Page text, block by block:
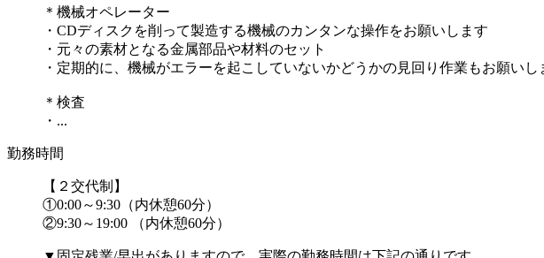
＊機械オペレーター
・CDディスクを削って製造する機械のカンタンな操作をお願いします
・元々の素材となる金属部品や材料のセット
・定期的に、機械がエラーを起こしていないかどうかの見回り作業もお願いし
＊検査
・...
勤務時間
【２交代制】
①0:00～9:30（内休憩60分）
②9:30～19:00 （内休憩60分）